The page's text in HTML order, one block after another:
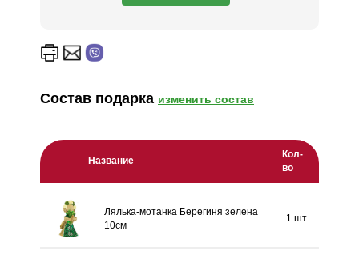
Состав подарка изменить состав
Название
Кол-
во
Лялька-мотанка Берегиня зелена
10см
1 шт.